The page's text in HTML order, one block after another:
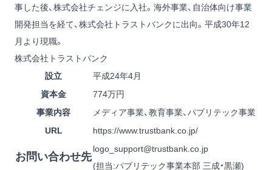
事した後、株式会社チェンジに入社。海外事業、自治体向け事業
開発担当を経て、株式会社トラストバンクに出向。平成30年12
月より現職。
株式会社トラストバンク
設立
平成24年4月
資本金
774万円
事業内容
メディア事業、教育事業、パブリテック事業
URL
https://www.trustbank.co.jp/
お問い合わせ先
logo_support@trustbank.co.jp
(担当:パブリテック事業本部 三成・黒瀬)